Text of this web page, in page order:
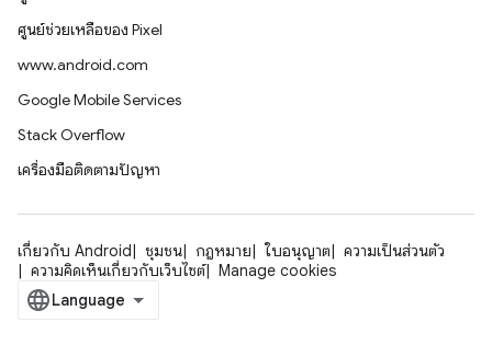
ศูนย์ช่วยเหลือของ Pixel
www.android.com
Google Mobile Services
Stack Overflow
เครื่องมือติดตามปัญหา
เกี่ยวกับ Android ชุมชน กฎหมาย ใบอนุญาต
ความเป็นส่วนตัว
ความคิดเห็นเกี่ยวกับเว็บไซต์
Manage cookies